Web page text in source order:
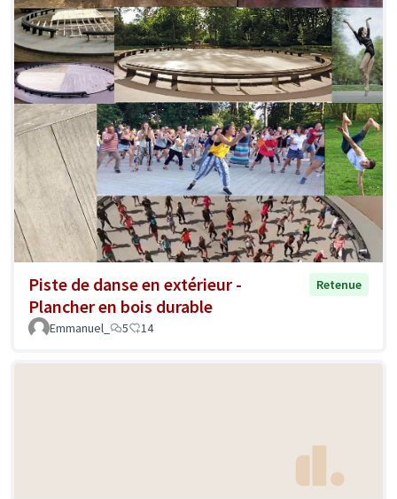
Piste de danse en extérieur -
Plancher en bois durable
Retenue
Emmanuel_ 5 14